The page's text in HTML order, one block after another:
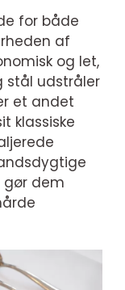
for både
af
og let,
stål udstråler
et andet
klassiske
gør dem